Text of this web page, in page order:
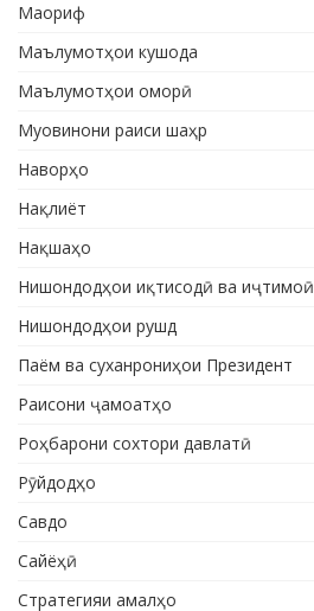
Маориф
Маълумотҳои кушода
Маълумотҳои оморӣ
Муовинони раиси шаҳр
Наворҳо
Нақлиёт
Нақшаҳо
Нишондодҳои иқтисодӣ ва иҷтимоӣ
Нишондодҳои рушд
Паём ва суханрониҳои Президент
Раисони ҷамоатҳо
Роҳбарони сохтори давлатӣ
Рӯйдодҳо
Савдо
Сайёҳӣ
Стратегияи амалҳо